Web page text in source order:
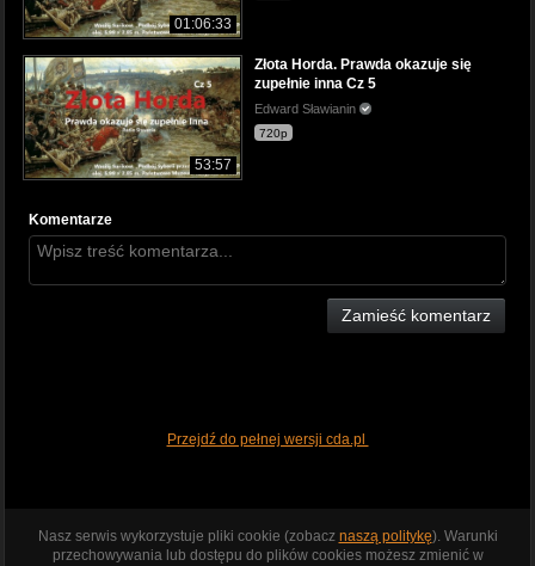
01:06:33
53:57
Złota Horda. Prawda okazuje się
zupełnie inna Cz 5
Edward Sławianin
720p
Komentarze
Zamieść komentarz
Przejdź do pełnej wersji cda.pl
Nasz serwis wykorzystuje pliki cookie (zobacz naszą politykę). Warunki
przechowywania lub dostępu do plików cookies możesz zmienić w